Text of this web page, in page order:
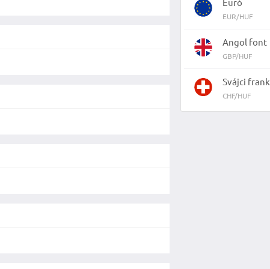
EUR/HUF
Angol font
GBP/HUF
Svájci frank
CHF/HUF